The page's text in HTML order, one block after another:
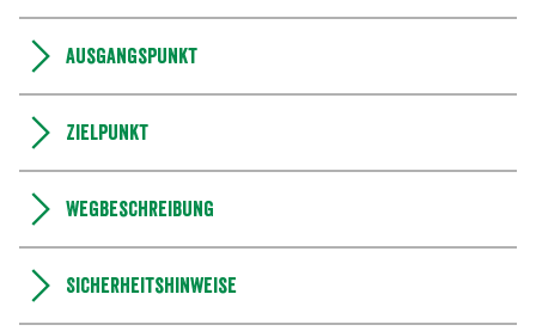
Ausgangspunkt
Zielpunkt
Wegbeschreibung
Sicherheitshinweise